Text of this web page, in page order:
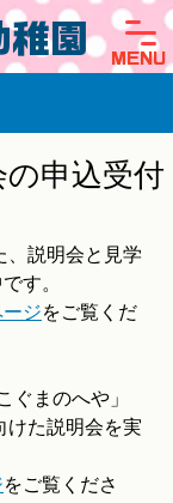
MENU
稚園
の申込受付
、説明会と見学
す。
ージをご覧くだ
ぐまのへや」
けた説明会を実
をご覧くださ